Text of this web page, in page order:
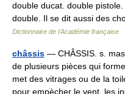
double ducat. double
double. Il se dit aussi des
Dictionnaire de l'Académie française
châssis — CHÂSSIS. s.
de plusieurs pièces qui
met des vitrages ou de la
pour empècher le vent, les